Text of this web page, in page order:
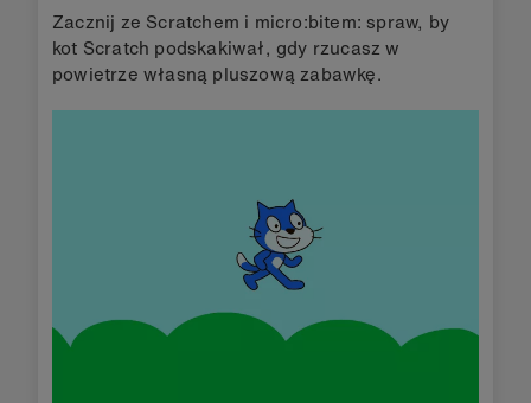
Zacznij ze Scratchem i micro:bitem: spraw, by
kot Scratch podskakiwał, gdy rzucasz w
powietrze własną pluszową zabawkę.